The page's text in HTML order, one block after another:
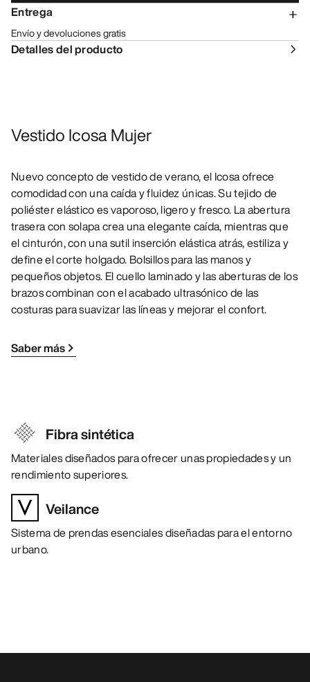
Entrega
Envío y devoluciones gratis
Detalles del producto
Vestido Icosa Mujer
Nuevo concepto de vestido de verano, el Icosa ofrece
comodidad con una caída y fluidez únicas. Su tejido de
poliéster elástico es vaporoso, ligero y fresco. La abertura
trasera con solapa crea una elegante caída, mientras que
el cinturón, con una sutil inserción elástica atrás, estiliza y
define el corte holgado. Bolsillos para las manos y
pequeños objetos. El cuello laminado y las aberturas de los
brazos combinan con el acabado ultrasónico de las
costuras para suavizar las líneas y mejorar el confort.
Saber más
Fibra sintética
Materiales diseñados para ofrecer unas propiedades y un
rendimiento superiores.
Veilance
Sistema de prendas esenciales diseñadas para el entorno
urbano.